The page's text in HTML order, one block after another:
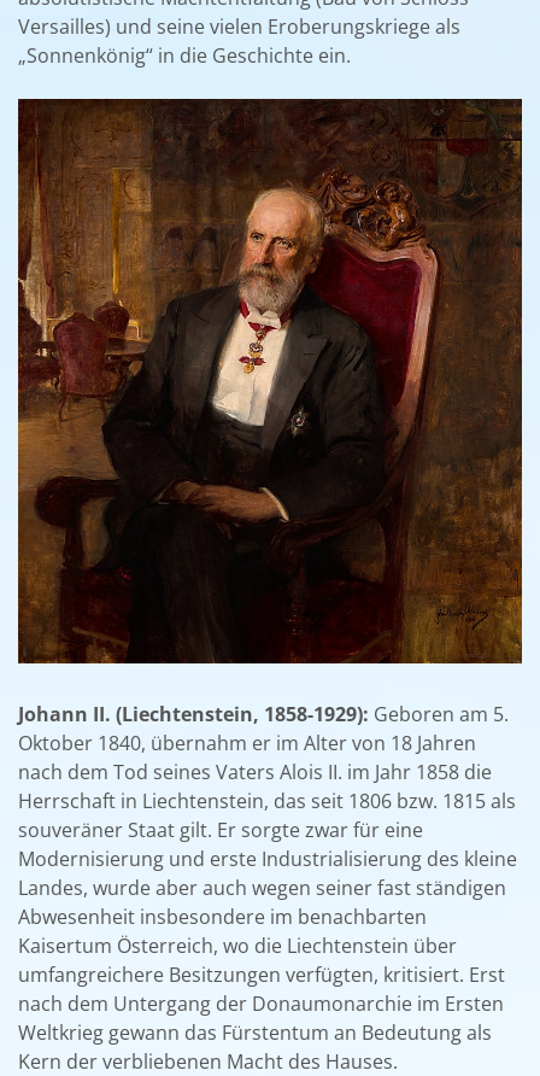
Versailles) und seine vielen Eroberungskriege als
„Sonnenkönig“ in die Geschichte ein.
Johann II. (Liechtenstein, 1858-1929): Geboren am 5.
Oktober 1840, übernahm er im Alter von 18 Jahren
nach dem Tod seines Vaters Alois II. im Jahr 1858 die
Herrschaft in Liechtenstein, das seit 1806 bzw. 1815 als
souveräner Staat gilt. Er sorgte zwar für eine
Modernisierung und erste Industrialisierung des kleine
Landes, wurde aber auch wegen seiner fast ständigen
Abwesenheit insbesondere im benachbarten
Kaisertum Österreich, wo die Liechtenstein über
umfangreichere Besitzungen verfügten, kritisiert. Erst
nach dem Untergang der Donaumonarchie im Ersten
Weltkrieg gewann das Fürstentum an Bedeutung als
Kern der verbliebenen Macht des Hauses.